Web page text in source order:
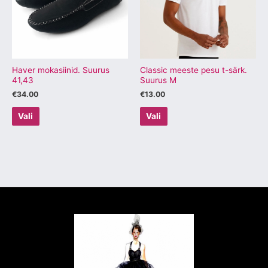
Haver mokasiinid. Suurus
41,43
€34.00
Vali
varianti.
Valikuid
saab
tootelehel.
Classic meeste pesu t-särk.
Suurus M
€13.00
Vali
varianti.
Valikuid
saab
teha
tootelehel.